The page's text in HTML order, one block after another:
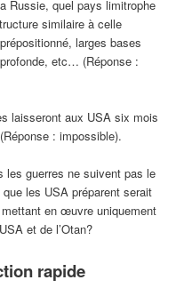
Russie, quel pays limitrophe
similaire à celle
larges bases
etc… (Réponse :
laisseront aux USA six mois
: impossible).
les guerres ne suivent pas le
les USA préparent serait
en œuvre uniquement
et de l’Otan?
rapide